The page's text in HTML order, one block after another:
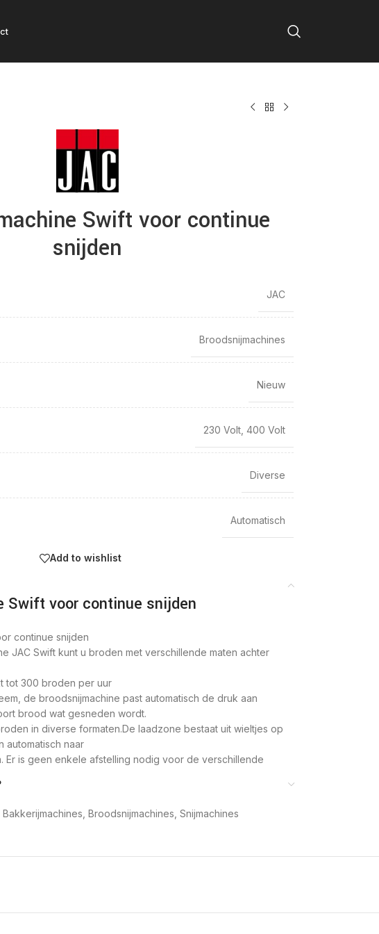
Swift voor continue
snijden
JAC
Broodsnijmachines
Nieuw
230 Volt, 400 Volt
Diverse
Automatisch
Add to wishlist
Swift voor continue snijden
continue snijden
JAC Swift kunt u broden met verschillende maten achter
tot 300 broden per uur
de broodsnijmachine past automatisch de druk aan
brood wat gesneden wordt.
in diverse formaten.De laadzone bestaat uit wieltjes op
automatisch naar
Er is geen enkele afstelling nodig voor de verschillende
broden.De kantelzone vormt de overgang van de laadtafel
kantelzone zodat het brood op de snijzone terechtkomt.
Bakkerijmachines Broodsnijmachines Snijmachines